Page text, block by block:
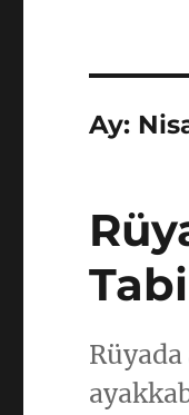
Ay: